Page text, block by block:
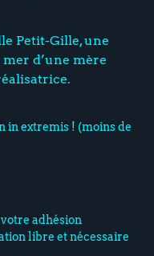
Petit-Gille, une
d’une mère
in extremis ! (moins de
adhésion
libre et nécessaire